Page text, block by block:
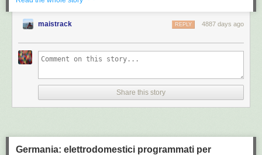
Netanyahu. Obama li ha salutati con un semplice 'Shalom' e poi in
"Siamo vicini perche' condividiamo una storia comune", ha continuato,
Usa non ha nominato i palestinesi per nome, ma li ha chiamati "vicini",
ne' ha fatto cenno all'Iran o alla Siria, gli altri temi in cima all'agenda, ma
grazie per essere al fianco di Israele", ha replicato Netanyahu. "Sei il
un vicino hangar a vedere una batteria dello scudo anti-missile 'Iron
Dome' appositamente portato in loco. Ed e' stato il primo atto di una serie
maistrack 4887 days ago
REPLY
Share this story
Germania: elettrodomestici programmati per